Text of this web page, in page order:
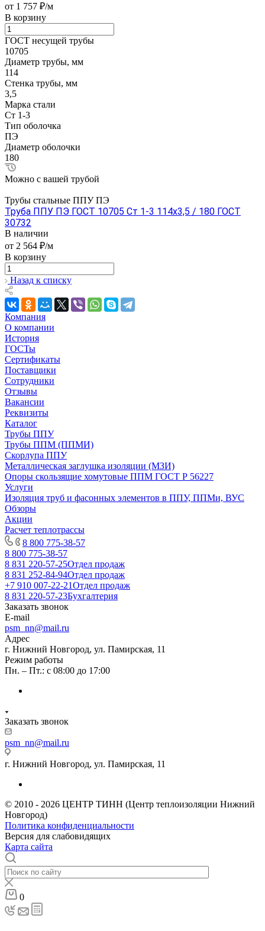
от 1 757 ₽/м
В корзину
ГОСТ несущей трубы
10705
Диаметр трубы, мм
114
Стенка трубы, мм
3,5
Марка стали
Ст 1-3
Тип оболочка
ПЭ
Диаметр оболочки
180
Можно с вашей трубой
Трубы стальные ППУ ПЭ
Труба ППУ ПЭ ГОСТ 10705 Ст 1-3 114x3,5 / 180 ГОСТ
30732
В наличии
от 2 564 ₽/м
В корзину
Назад к списку
Компания
О компании
История
ГОСТы
Сертификаты
Поставщики
Сотрудники
Отзывы
Вакансии
Реквизиты
Каталог
Трубы ППУ
Трубы ППМ (ППМИ)
Скорлупа ППУ
Металлическая заглушка изоляции (МЗИ)
Опоры скользящие хомутовые ППМ ГОСТ Р 56227
Услуги
Изоляция труб и фасонных элементов в ППУ, ППМи, ВУС
Обзоры
Акции
Расчет теплотрассы
8 800 775-38-57
8 800 775-38-57
8 831 220-57-25Отдел продаж
8 831 252-84-94Отдел продаж
+7 910 007-22-21Отдел продаж
8 831 220-57-23Бухгалтерия
Заказать звонок
E-mail
psm_nn@mail.ru
Адрес
г. Нижний Новгород, ул. Памирская, 11
Режим работы
Пн. – Пт.: с 08:00 до 17:00
Заказать звонок
psm_nn@mail.ru
г. Нижний Новгород, ул. Памирская, 11
© 2010 - 2026 ЦЕНТР ТИНН (Центр теплоизоляции Нижний
Новгород)
Политика конфиденциальности
Версия для слабовидящих
Карта сайта
0